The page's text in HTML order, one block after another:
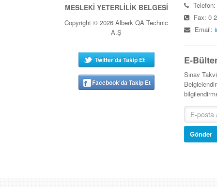
MESLEKİ YETERLİLİK BELGESİ
Copyright © 2026 Alberk QA Technic
A.Ş
Twitter'da Takip Et
Facebook'da Takip Et
Fax: 0
Email:
E-
Sınav
Gönder